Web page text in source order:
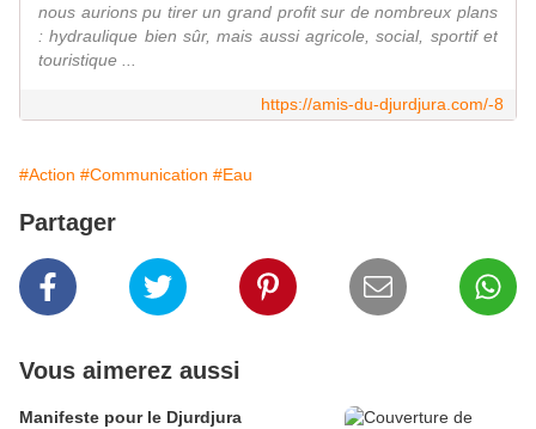
nous aurions pu tirer un grand profit sur de nombreux plans
: hydraulique bien sûr, mais aussi agricole, social, sportif et
touristique ...
https://amis-du-djurdjura.com/-8
#Action #Communication #Eau
Partager
Vous aimerez aussi
Manifeste pour le Djurdjura